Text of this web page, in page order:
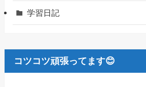
学習日記
コツコツ頑張ってます😊